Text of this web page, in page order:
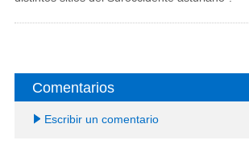
Comentarios
Escribir un comentario